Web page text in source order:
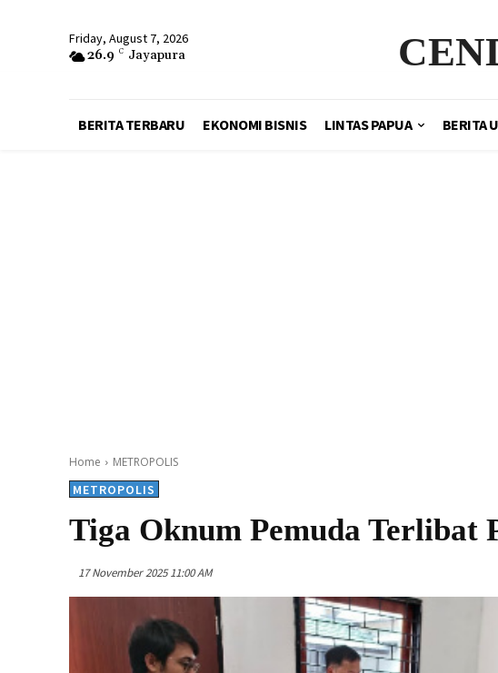
Friday, August 7, 2026
26.9 C Jayapura
BERITA TERBARU EKONOMI BISNIS LINTAS PAPUA BERITA
Home METROPOLIS
METROPOLIS
Tiga Oknum Pemuda Terlibat
17 November 2025 11:00 AM